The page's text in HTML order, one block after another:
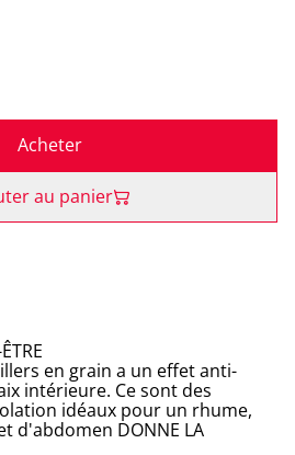
Acheter
au panier
en grain a un effet anti-
intérieure. Ce sont des
idéaux pour un rhume,
d'abdomen DONNE LA